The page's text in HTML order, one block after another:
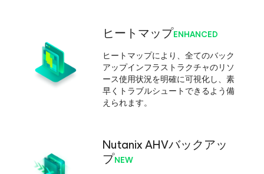
ヒートマップENHANCED
ヒートマップにより、全てのバック
アップインフラストラクチャのリソ
ース使用状況を明確に可視化し、素
早くトラブルシュートできるよう備
えられます。
Nutanix AHVバックアッ
プNEW